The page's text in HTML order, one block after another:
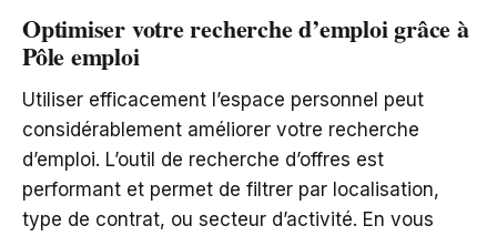
Optimiser votre recherche d’emploi grâce à
Pôle emploi
Utiliser efficacement l’espace personnel peut
considérablement améliorer votre recherche
d’emploi. L’outil de recherche d’offres est
performant et permet de filtrer par localisation,
type de contrat, ou secteur d’activité. En vous